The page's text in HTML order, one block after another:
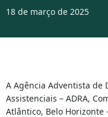
18 de março de 2025
A Agência Adventista de
Assistenciais – ADRA,
Atlântico, Belo Horizonte